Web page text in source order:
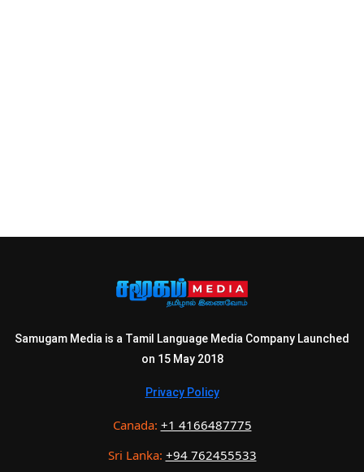
Samugam Media is a Tamil Language Media Company Launched
on 15 May 2018
Privacy Policy
Canada: +1 4166487775
Sri Lanka: +94 762455533